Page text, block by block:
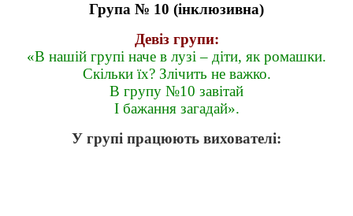
Група № 10 (інклюзивна)
Девіз групи:
«В нашій групі наче в лузі – діти, як ромашки.
Скільки їх? Злічить не важко.
В групу №10 завітай
І бажання загадай».
У групі працюють вихователі: